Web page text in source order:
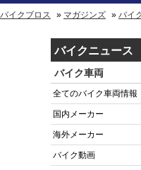
バイクブロス マガジンズ バイ
バイクニュース
バイク車両
全てのバイク車両情報
国内メーカー
海外メーカー
バイク動画